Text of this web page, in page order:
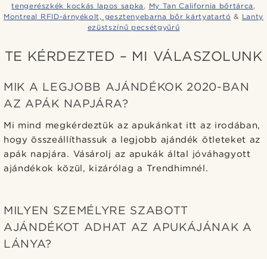
tengerészkék kockás lapos sapka , My Tan California bőrtárca ,
Montreal RFID-árnyékolt, gesztenyebarna bőr kártyatartó & Lanty
ezüstszínű pecsétgyűrű
TE KÉRDEZTED – MI VÁLASZOLUNK
MIK A LEGJOBB AJÁNDÉKOK 2020-BAN
AZ APÁK NAPJÁRA?
Mi mind megkérdeztük az apukánkat itt az irodában,
hogy összeállíthassuk a legjobb ajándék ötleteket az
apák napjára. Vásárolj az apukák által jóváhagyott
ajándékok közül, kizárólag a Trendhimnél.
MILYEN SZEMÉLYRE SZABOTT
AJÁNDÉKOT ADHAT AZ APUKÁJÁNAK A
LÁNYA?